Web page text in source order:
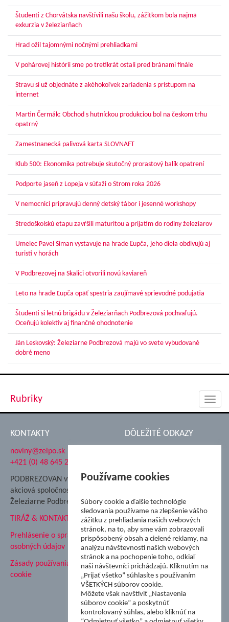
Študenti z Chorvátska navštívili našu školu, zážitkom bola najmä
exkurzia v železiarňach
Hrad ožil tajomnými nočnými prehliadkami
V pohárovej histórii sme po tretíkrát ostali pred bránami finále
Stravu si už objednáte z akéhokoľvek zariadenia s prístupom na
internet
Martin Čermák: Obchod s hutníckou produkciou bol na českom trhu
opatrný
Zamestnanecká palivová karta SLOVNAFT
Klub 500: Ekonomika potrebuje skutočný prorastový balík opatrení
Podporte jaseň z Lopeja v súťaži o Strom roka 2026
V nemocnici pripravujú denný detský tábor i jesenné workshopy
Stredoškolskú etapu zavŕšili maturitou a prijatím do rodiny železiarov
Umelec Pavel Siman vystavuje na hrade Ľupča, jeho diela obdivujú aj
turisti v horách
V Podbrezovej na Skalici otvorili novú kaviareň
Leto na hrade Ľupča opäť spestria zaujímavé sprievodné podujatia
Študenti si letnú brigádu v Železiarňach Podbrezová pochvaľujú.
Oceňujú kolektív aj finančné ohodnotenie
Ján Leskovský: Železiarne Podbrezová majú vo svete vybudované
dobré meno
Rubriky
KONTAKTY
noviny@zelpo.sk
+421 (0) 48 645 2711
PODBREZOVAN vydáva
akciová spoločnosť
Železiarne Podbrezová
TIRÁŽ & KONTAKT
Prehlásenie o spracovaní
osobných údajov
Zásady používania súborov
cookie
DÔLEŽITÉ ODKAZY
Nadácia Železiarne
ŽP Informatika s.r.o.
ŠK Železiarne Podbrezová
Tále a.s.
Používame cookies
Súbory cookie a ďalšie technológie
sledovania používame na zlepšenie vášho
zážitku z prehliadania našich webových
stránok, na to, aby sme vám zobrazovali
prispôsobený obsah a cielené reklamy, na
analýzu návštevnosti našich webových
stránok a na pochopenie toho, odkiaľ
naši návštevníci prichádzajú. Kliknutím na
„Prijať všetko” súhlasíte s používaním
VŠETKÝCH súborov cookie.
Môžete však navštíviť „Nastavenia
súborov cookie” a poskytnúť
kontrolovaný súhlas, alebo kliknúť na